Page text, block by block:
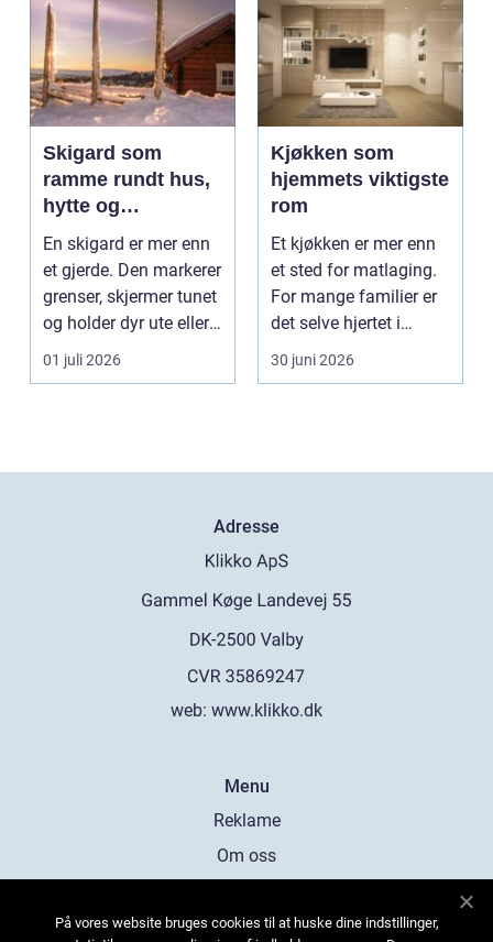
Skigard som
ramme rundt hus,
hytte og
kulturlandskap
En skigard er mer enn
et gjerde. Den markerer
grenser, skjermer tunet
og holder dyr ute eller
inne, ...
01 juli 2026
Kjøkken som
hjemmets viktigste
rom
Et kjøkken er mer enn
et sted for matlaging.
For mange familier er
det selve hjertet i
boligen, romm...
30 juni 2026
Adresse
web: www.klikko.dk
Menu
Reklame
Om oss
Kontakt Oss
På vores website bruges cookies til at huske dine indstillinger,